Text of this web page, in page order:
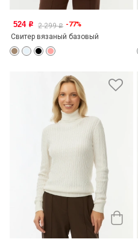
524 o 2 299o -77%
Свитер вязаный базовый